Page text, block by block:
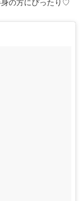
身の方にぴったり♡